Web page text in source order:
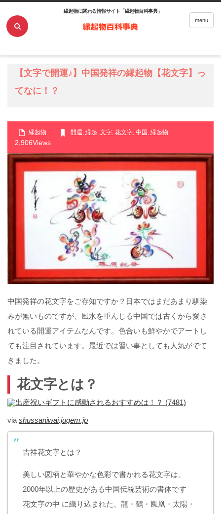
縁起物に関わる情報サイト「縁起物百科事典」
menu
【文字で開運♪】中国発祥の縁起物【花文字】ってなに！？
【文字で開運♪】中国発祥の縁起物【花文字】っ
てなに！？
縁起物 開運, 縁起, 文字, 花文字, 中国 , 縁起物
2,906Views
中国発祥の花文字をご存知ですか？日本ではまだあまり馴染
みが無いものですが、風水を重んじる中国では古くから愛さ
れている開運アイテムなんです。色合いも鮮やかでアートし
ても注目されています。最近では習い事としても人気がでて
きました。
花文字とは？
via shussaniwai.jugem.jp
吉祥花文字とは？
美しい図柄と華やかな色彩で書かれる花文字は、
2000年以上の歴史がある中国伝統芸術の書体です
花文字の中 に織り込まれた、龍・鶴・鳳凰・太陽・